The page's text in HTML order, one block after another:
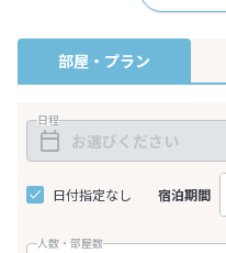
部屋・プラン
日程
日付指定なし 宿泊期間
人数・部屋数